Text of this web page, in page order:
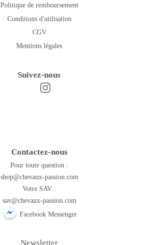
Politique de remboursement
Conditions d'utilisation
CGV
Mentions légales
Suivez-nous
Facebook
Contactez-nous
Pour toute question :
shop@chevaux-passion.com
Votre SAV :
sav@chevaux-passion.com
Facebook Messenger
Newsletter